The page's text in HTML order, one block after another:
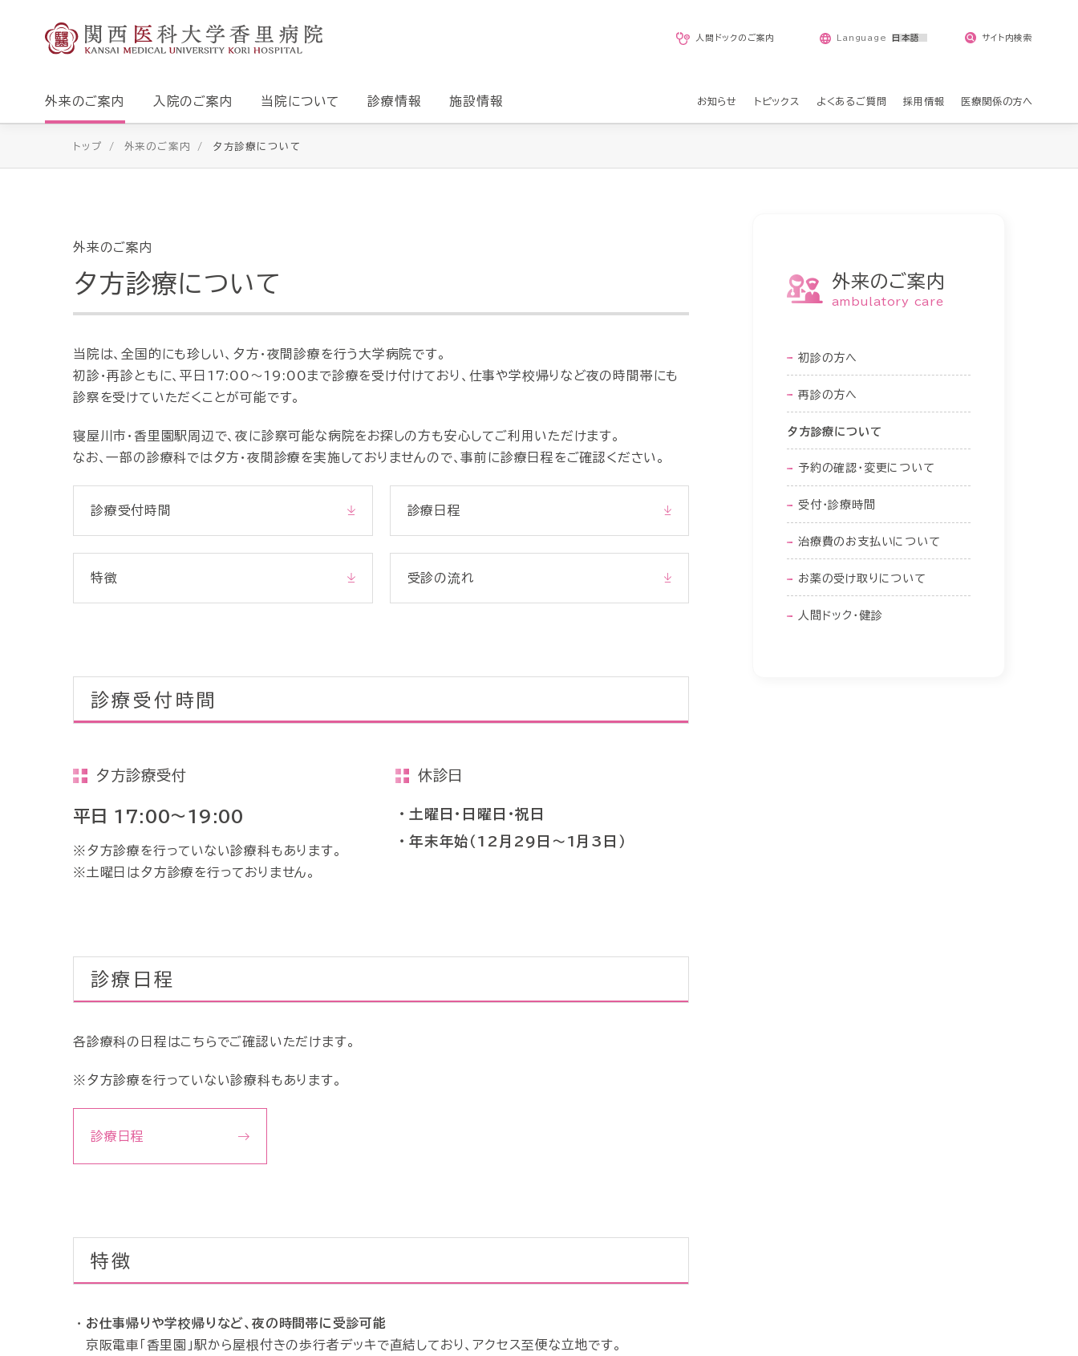
外来のご案内 入院のご案内 当院について 診療情報 施設情報 お知らせ トピックス よくあるご質問 採用情報 医療関係の方へ
人間ドックのご案内 Language サイト内検索
トップ 外来のご案内 夕方診療について
外来のご案内
夕方診療について
当院は、全国的にも珍しい、夕方・夜間診療を行う大学病院です。
初診・再診ともに、平日17:00～19:00まで診療を受け付けており、仕事や学校帰りなど夜の時間帯にも
診察を受けていただくことが可能です。
寝屋川市・香里園駅周辺で、夜に診察可能な病院をお探しの方も安心してご利用いただけます。
なお、一部の診療科では夕方・夜間診療を実施しておりませんので、事前に診療日程をご確認ください。
診療受付時間 診療日程
特徴 受診の流れ
診療受付時間
夕方診療受付
平日 17:00～19:00
※夕方診療を行っていない診療科もあります。
※土曜日は夕方診療を行っておりません。
休診日
土曜日・日曜日・祝日
年末年始（12月29日～1月3日）
診療日程
各診療科の日程はこちらでご確認いただけます。
※夕方診療を行っていない診療科もあります。
診療日程
特徴
お仕事帰りや学校帰りなど、夜の時間帯に受診可能
京阪電車「香里園」駅から屋根付きの歩行者デッキで直結しており、アクセス至便な立地です。
外来のご案内
ambulatory care
初診の方へ
再診の方へ
夕方診療について
予約の確認・変更について
受付・診療時間
治療費のお支払いについて
お薬の受け取りについて
人間ドック・健診